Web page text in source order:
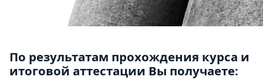
По результатам прохождения курса и
итоговой аттестации Вы получаете: